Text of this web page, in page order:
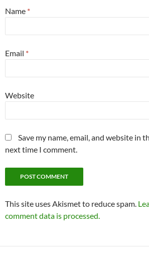
Name *
Email *
Website
Save my name, email, and website in
next time I comment.
This site uses Akismet to reduce spam.
comment data is processed.